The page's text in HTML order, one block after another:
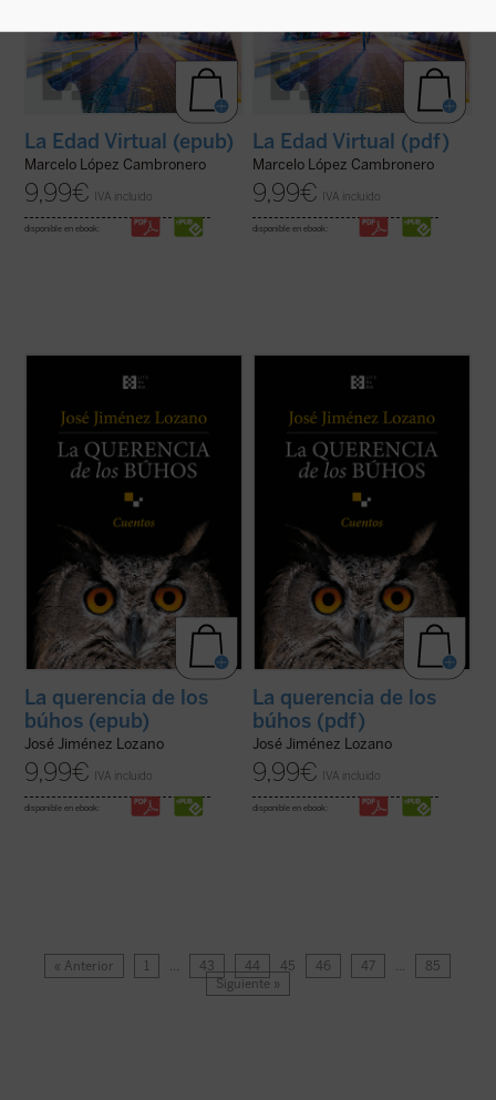
La Edad Virtual (epub)
Marcelo López Cambronero
9,99€ IVA incluido
disponible en ebook:
La Edad Virtual (pdf)
Marcelo López Cambronero
9,99€ IVA incluido
disponible en ebook:
todas inéditas, que nos desvelan el
vivencias son transformados en relatos
que nos sitúan ante aquellos instantes de la
vida que la hacen más verdadera. ...(ver
La querencia de los
búhos (epub)
José Jiménez Lozano
9,99€ IVA incluido
disponible en ebook:
todas inéditas, que nos desvelan el
vivencias son transformados en relatos
que nos sitúan ante aquellos instantes de la
vida que la hacen más verdadera. ...(ver
La querencia de los
búhos (pdf)
José Jiménez Lozano
9,99€ IVA incluido
disponible en ebook:
« Anterior 1 … 43 44 45 46 47 …
85
Siguiente »